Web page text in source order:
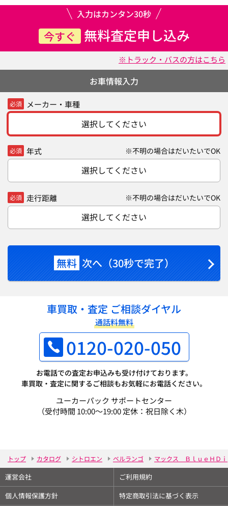
入力はカンタン30秒
今すぐ 無料査定申し込み
※トラック・バスの方はこちら
お車情報入力
必須 メーカー・車種
選択してください
必須 年式 ※不明の場合はだいたいでOK
選択してください
必須 走行距離 ※不明の場合はだいたいでOK
選択してください
無料 次へ（30秒で完了）
車買取・査定 ご相談ダイヤル
通話料無料
0120-020-050
お電話での査定お申込みも受け付けております。
車買取・査定に関するご相談もお気軽にお電話ください。
ユーカーパック サポートセンター
（受付時間 10:00～19:00 定休：祝日除く木）
トップ カタログ シトロエン ベルランゴ マックス ＢｌｕｅＨＤｉ
運営会社
ご利用規約
個人情報保護方針
特定商取引法に基づく表示